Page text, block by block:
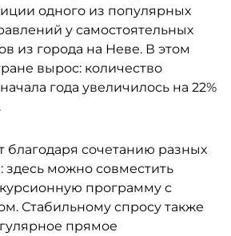
одного из популярных
у самостоятельных
из города на Неве. В этом
вырос: количество
года увеличилось на 22%
благодаря сочетанию разных
здесь можно совместить
программу с
Стабильному спросу также
прямое